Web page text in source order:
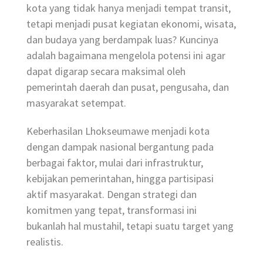
kota yang tidak hanya menjadi tempat transit,
tetapi menjadi pusat kegiatan ekonomi, wisata,
dan budaya yang berdampak luas? Kuncinya
adalah bagaimana mengelola potensi ini agar
dapat digarap secara maksimal oleh
pemerintah daerah dan pusat, pengusaha, dan
masyarakat setempat.
Keberhasilan Lhokseumawe menjadi kota
dengan dampak nasional bergantung pada
berbagai faktor, mulai dari infrastruktur,
kebijakan pemerintahan, hingga partisipasi
aktif masyarakat. Dengan strategi dan
komitmen yang tepat, transformasi ini
bukanlah hal mustahil, tetapi suatu target yang
realistis.